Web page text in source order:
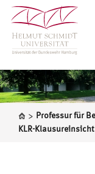
>
KLR-Klausureinsicht